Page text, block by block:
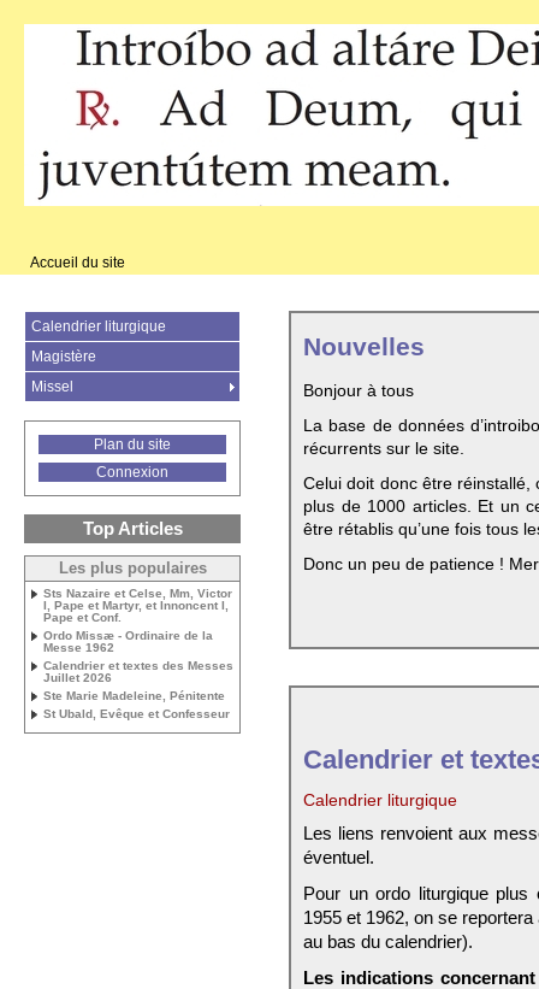
Accueil du site
Nouvelles
Bonjour à tous
La base de données
récurrents sur le site.
Celui doit donc être
plus de 1000 articles. Et un
être rétablis qu’une fois tous
Donc un peu de patience !
Calendrier et
Calendrier liturgique
Les liens renvoient aux
éventuel.
Pour un ordo liturgique plus
1955 et 1962, on se
au bas du calendrier).
Les indications
Calendrier liturgique
Magistère
Missel
Plan du site
Connexion
Top Articles
Les plus populaires
Sts Nazaire et Celse, Mm, Victor
I, Pape et Martyr, et Innoncent I,
Pape et Conf.
Ordo Missæ - Ordinaire de la
Messe 1962
Calendrier et textes des Messes
Juillet 2026
Ste Marie Madeleine, Pénitente
St Ubald, Evêque et Confesseur